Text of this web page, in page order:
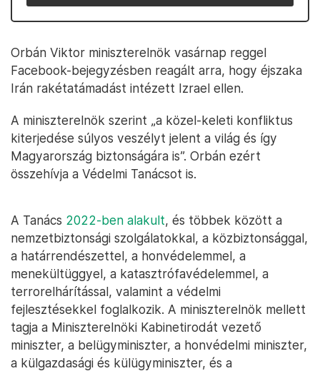
Orbán Viktor miniszterelnök vasárnap reggel
Facebook-bejegyzésben reagált arra, hogy éjszaka
Irán rakétatámadást intézett Izrael ellen.
A miniszterelnök szerint „a közel-keleti konfliktus
kiterjedése súlyos veszélyt jelent a világ és így
Magyarország biztonságára is”. Orbán ezért
összehívja a Védelmi Tanácsot is.
A Tanács 2022-ben alakult, és többek között a
nemzetbiztonsági szolgálatokkal, a közbiztonsággal,
a határrendészettel, a honvédelemmel, a
menekültüggyel, a katasztrófavédelemmel, a
terrorelhárítással, valamint a védelmi
fejlesztésekkel foglalkozik. A miniszterelnök mellett
tagja a Miniszterelnöki Kabinetirodát vezető
miniszter, a belügyminiszter, a honvédelmi miniszter,
a külgazdasági és külügyminiszter, és a